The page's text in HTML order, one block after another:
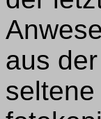
aus